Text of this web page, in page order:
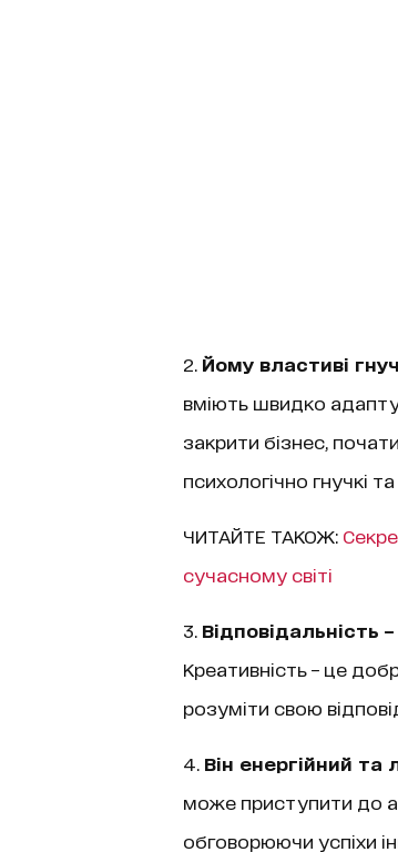
2. Йому властиві
вміють швидко
закрити бізнес,
психологічно гнучкі
ЧИТАЙТЕ ТАКОЖ:
сучасному світі
3. Відповідальність
Креативність – це
розуміти свою
4. Він енергійний та
може приступити до
обговорюючи успіхи